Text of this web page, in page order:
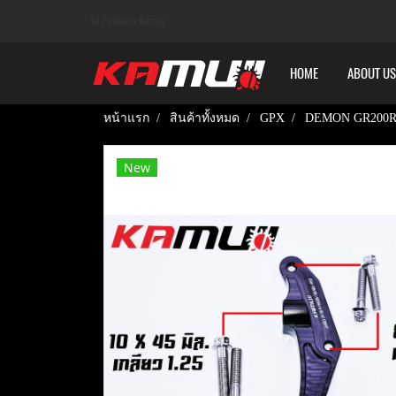
HOME ABOUT US
หน้าแรก สินค้าทั้งหมด GPX DEMON GR200R
New